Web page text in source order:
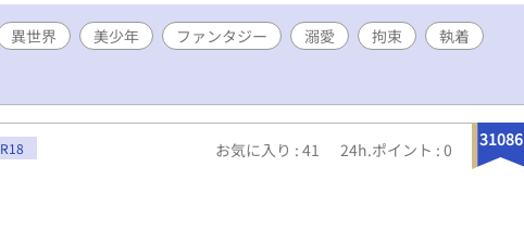
異世界 美少年 ファンタジー 溺愛 拘束
執着
31086
R18 お気に入り : 41 24h.ポイント : 0